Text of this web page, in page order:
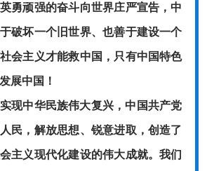
勇顽强的奋斗向世界庄严宣告，中
破坏一个旧世界、也善于建设一个
会主义才能救中国，只有中国特色
展中国！
华民族伟大复兴，中国共产党
民，解放思想、锐意进取，创造了
主义现代化建设的伟大成就。我们